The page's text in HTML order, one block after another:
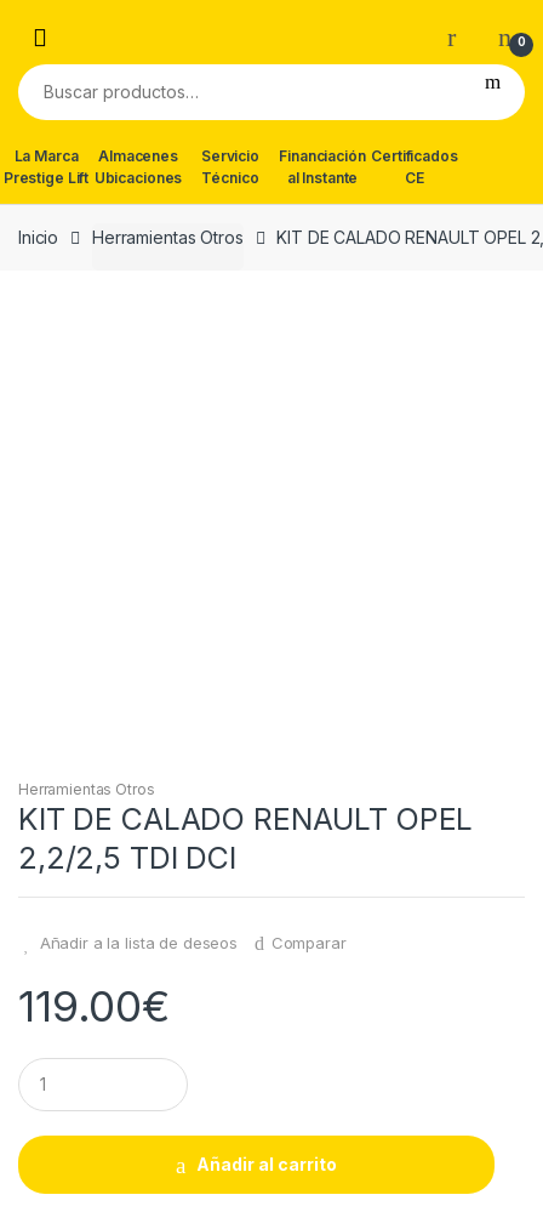
navigation
content
0
Buscar
por:
La Marca
Prestige Lift
Almacenes
Ubicaciones
Servicio
Técnico
Financiación
al Instante
Certificados
CE
Inicio Herramientas Otros KIT DE CALADO RENAULT OPEL
Herramientas Otros
KIT DE CALADO RENAULT OPEL
2,2/2,5 TDI DCI
Añadir a la lista de deseos Comparar
119.00€
Q
u
a
t
i
Añadir al carrito